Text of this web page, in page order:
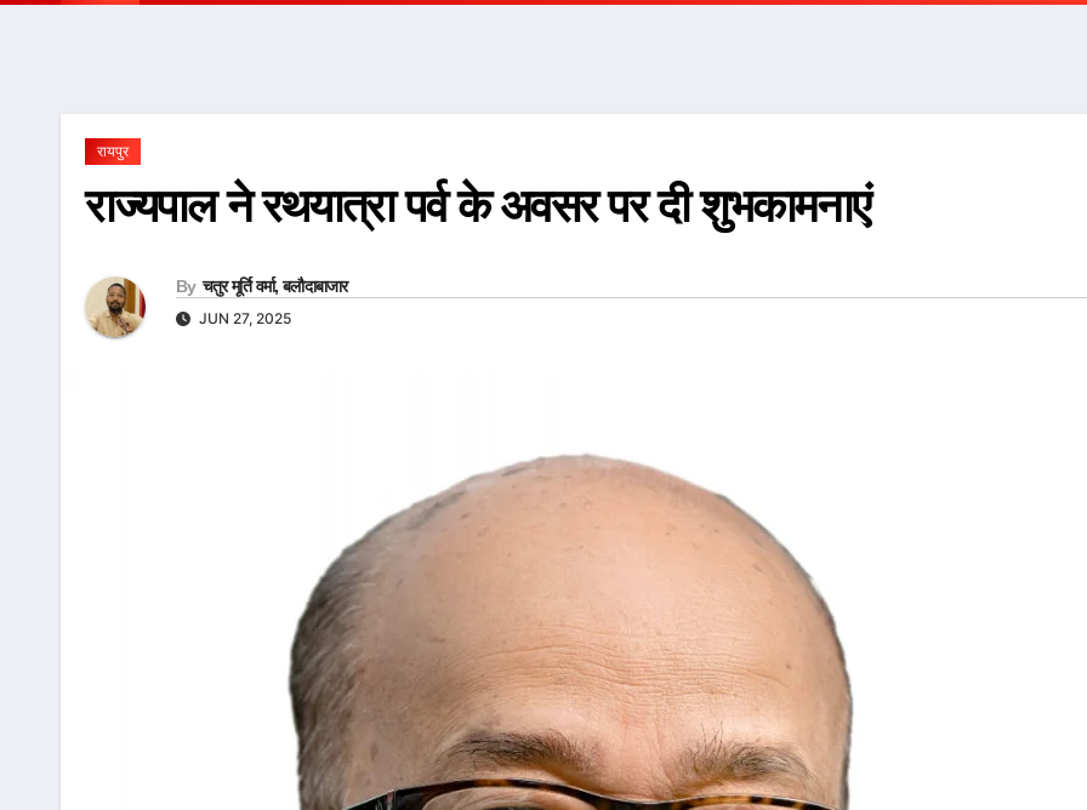
रायपुर
राज्यपाल ने रथयात्रा पर्व के अवसर पर दी शुभकामनाएं
By चतुर मूर्ति वर्मा, बलौदाबाजार
JUN 27, 2025